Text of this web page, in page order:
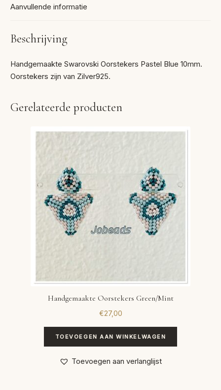
Aanvullende informatie
Beschrijving
Handgemaakte Swarovski Oorstekers Pastel Blue 10mm.
Oorstekers zijn van Zilver925.
Gerelateerde producten
Handgemaakte Oorstekers Green/Mint
€27,00
TOEVOEGEN AAN WINKELWAGEN
Toevoegen aan verlanglijst